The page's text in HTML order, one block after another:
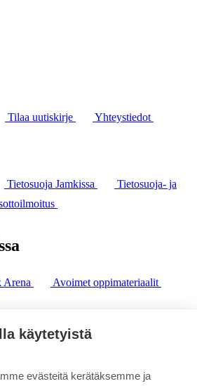
Tilaa uutiskirje Yhteystiedot
Tietosuoja Jamkissa
Tietosuoja- ja
Arena
Avoimet oppimateriaalit
käytetyistä
evästeitä kerätäksemme ja